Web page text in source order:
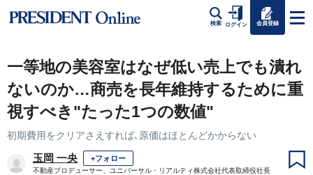
検索 ログイン 会員登録
一等地の美容室はなぜ低い売上でも潰れ
ないのか…商売を長年維持するために重
視すべき"たった1つの数値"
初期費用をクリアさえすれば､原価はほとんどかからない
玉岡 一央 +フォロー
不動産プロデューサー、ユニバーサル・リアルティ株式会社代表取締役社長